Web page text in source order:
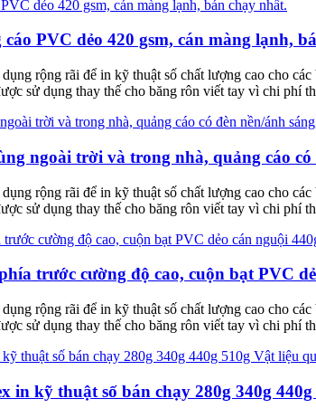
PVC dẻo 420 gsm, cán màng lạnh,
rộng rãi để in kỹ thuật số chất lượng cao cho
sử dụng thay thế cho băng rôn viết tay vì chi phí
ngoài trời và trong nhà, quảng cáo
rộng rãi để in kỹ thuật số chất lượng cao cho
sử dụng thay thế cho băng rôn viết tay vì chi phí
trước cường độ cao, cuộn bạt PVC
rộng rãi để in kỹ thuật số chất lượng cao cho
sử dụng thay thế cho băng rôn viết tay vì chi phí
in kỹ thuật số bán chạy 280g 340g